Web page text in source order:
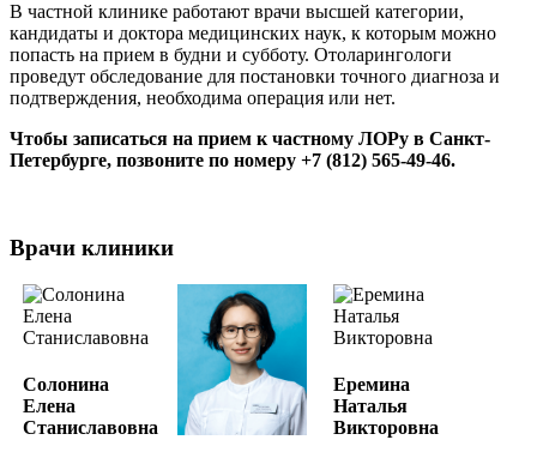
В частной клинике работают врачи высшей категории,
кандидаты и доктора медицинских наук, к которым можно
попасть на прием в будни и субботу. Отоларингологи
проведут обследование для постановки точного диагноза и
подтверждения, необходима операция или нет.
Чтобы записаться на прием к частному ЛОРу в Санкт-
Петербурге, позвоните по номеру +7 (812) 565-49-46.
Врачи клиники
Солонина
Елена
Станиславовна
Еремина
Наталья
Викторовна